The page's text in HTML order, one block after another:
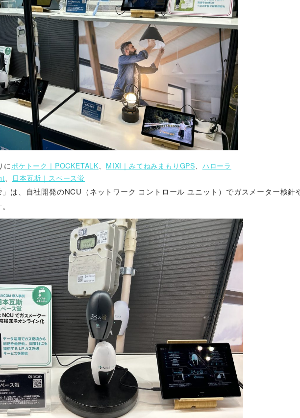
にポケトーク｜POCKETALK、 MIXI｜みてねみまもりGPS、 ハローラ
、 日本瓦斯｜スペース蛍
は、自社開発のNCU（ネットワーク コントロール ユニット）でガスメーター検針